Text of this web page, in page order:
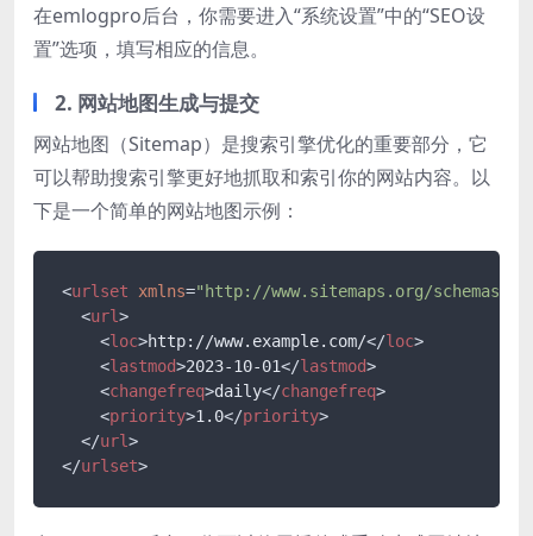
在emlogpro后台，你需要进入“系统设置”中的“SEO设
置”选项，填写相应的信息。
2. 网站地图生成与提交
网站地图（Sitemap）是搜索引擎优化的重要部分，它
可以帮助搜索引擎更好地抓取和索引你的网站内容。以
下是一个简单的网站地图示例：
<urlset xmlns="http://www.sitemaps.org/schemas/
<url>
<loc>http://www.example.com/</loc>
<lastmod>2023-10-01</lastmod>
<changefreq>daily</changefreq>
<priority>1.0</priority>
</url>
</urlset>